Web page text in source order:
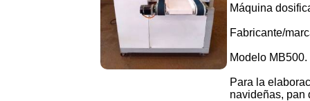
Máquina
Fabricante/
Modelo MB500.
Para la
navideñas, pan